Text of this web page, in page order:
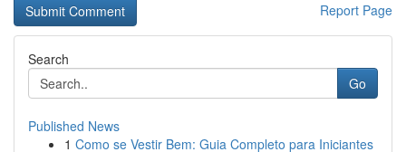
Report Page
Search
Go
Published News
1 Como se Vestir Bem: Guia Completo para Iniciantes